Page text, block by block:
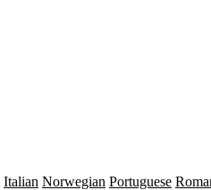
Italian Norwegian Portuguese